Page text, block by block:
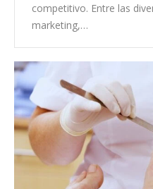
competitivo. Entre las
marketing,…